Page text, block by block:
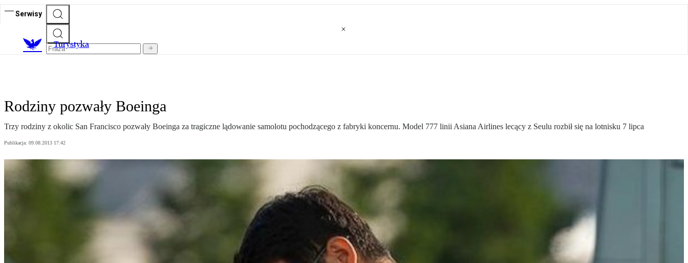
Serwisy
Turystyka
Rodziny pozwały Boeinga
Trzy rodziny z okolic San Francisco pozwały Boeinga za tragiczne lądowanie samolotu pochodzącego z fabryki koncernu. Model 777 linii Asiana Airlines lecący z Seulu rozbił się na lotnisku 7 lipca
Publikacja: 09.08.2013 17:42